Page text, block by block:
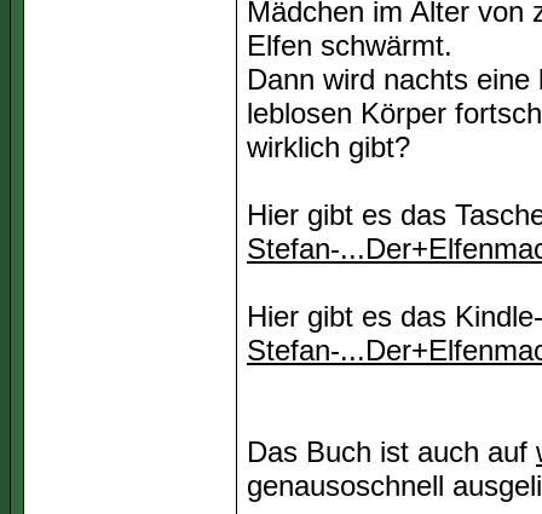
Mädchen im Alter von
Elfen schwärmt.
Dann wird nachts
leblosen Körper
wirklich gibt?
Hier gibt es das
Stefan-
Hier gibt es das
Stefan-
Das Buch ist auch auf
genausoschnell